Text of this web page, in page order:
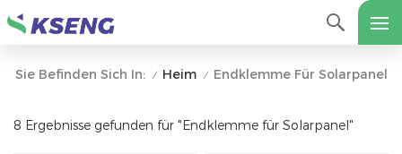
Sie Befinden Sich In: / Heim / Endklemme Für Solarpanel
8 Ergebnisse gefunden für "Endklemme für Solarpanel"